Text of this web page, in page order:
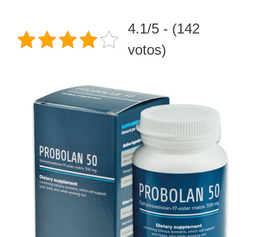
4.1/5 - (142
votos)